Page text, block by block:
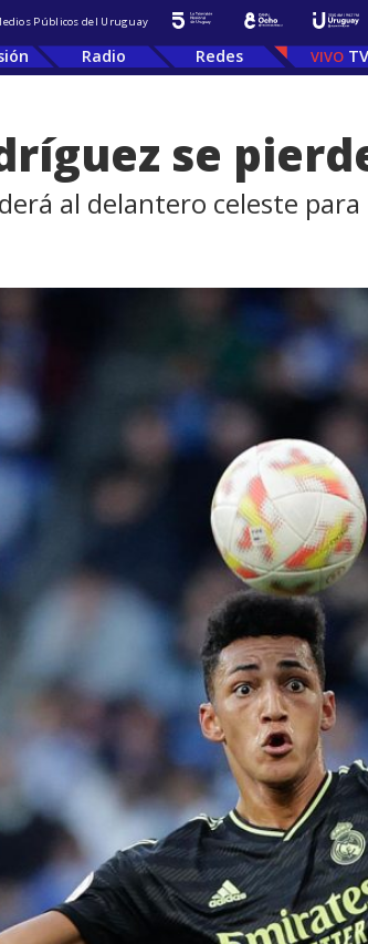
Públicos del Uruguay
Radio Redes TV
se
al delantero celeste